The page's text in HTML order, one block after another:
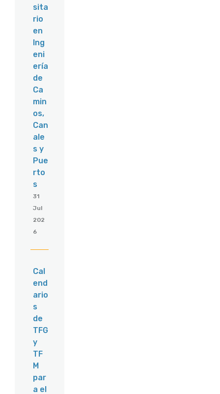
sita
rio
en
Ing
eni
ería
de
Ca
min
os,
Can
ale
s y
Pue
rto
s
31
Jul
202
6
Cal
end
ario
s
de
TFG
y
TF
M
par
a el